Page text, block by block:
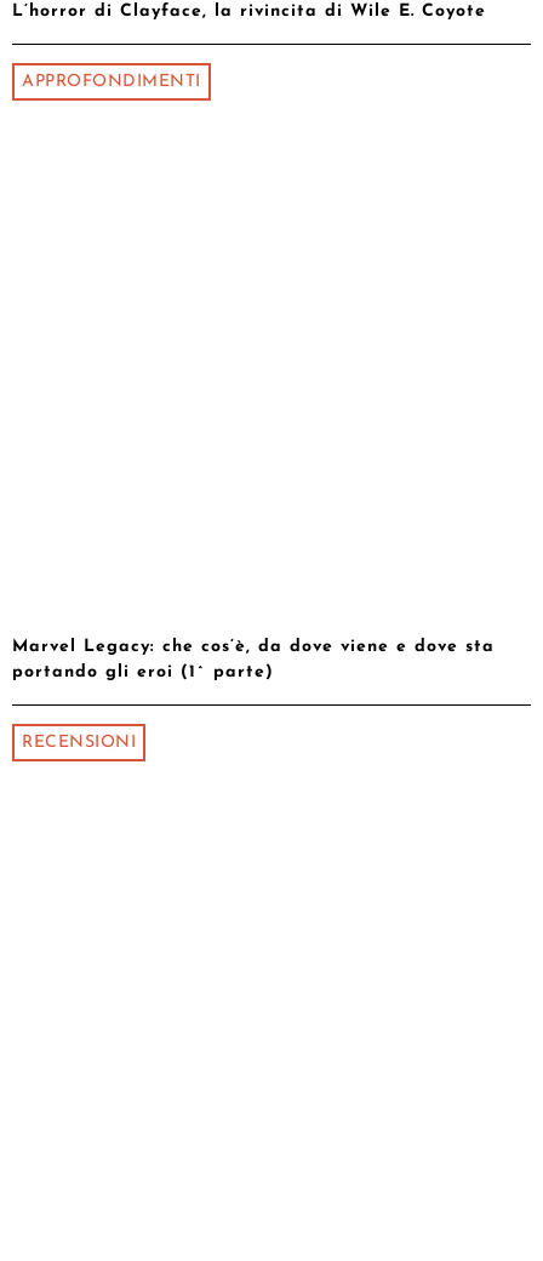
L’horror di Clayface, la rivincita di Wile E. Coyote
APPROFONDIMENTI
Marvel Legacy: che cos’è, da dove viene e dove sta
portando gli eroi (1^ parte)
RECENSIONI